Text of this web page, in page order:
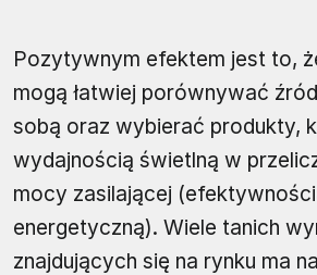
Pozytywnym efektem jest to,
mogą łatwiej porównywać
sobą oraz wybierać produkty,
wydajnością świetlną w
mocy zasilającej
energetyczną). Wiele tanich
znajdujących się na rynku ma